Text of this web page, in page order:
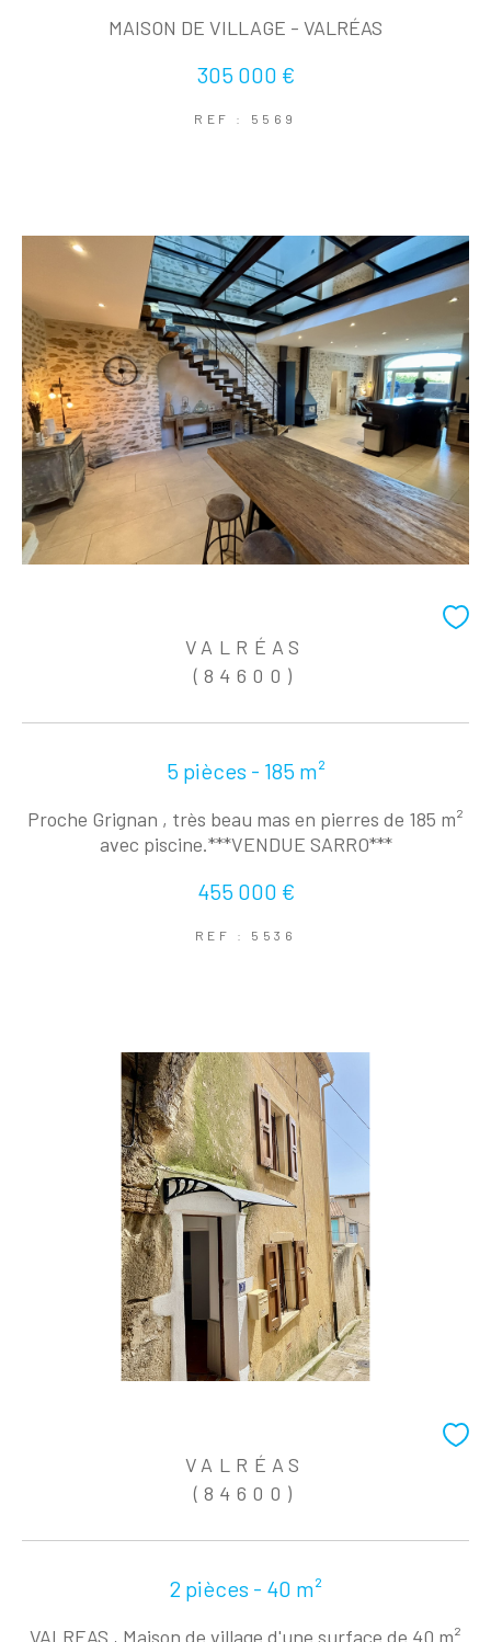
MAISON DE VILLAGE - VALRÉAS
305 000 €
REF : 5569
VALRÉAS
(84600)
5 pièces - 185 m²
Proche Grignan , très beau mas en pierres de 185 m²
avec piscine.***VENDUE SARRO***
455 000 €
REF : 5536
VALRÉAS
(84600)
2 pièces - 40 m²
VALREAS , Maison de village d'une surface de 40 m²